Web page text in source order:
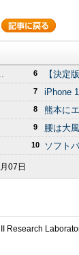
6 【決定
7 iPhone
8 熊本に
9 腰は大
10 ソフト
07日
Research